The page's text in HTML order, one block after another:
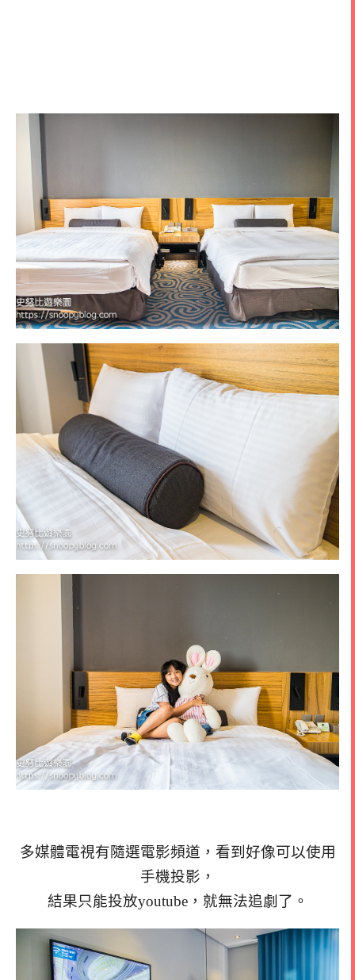
多媒體電視有隨選電影頻道，看到好像可以使用
手機投影，
結果只能投放youtube，就無法追劇了。